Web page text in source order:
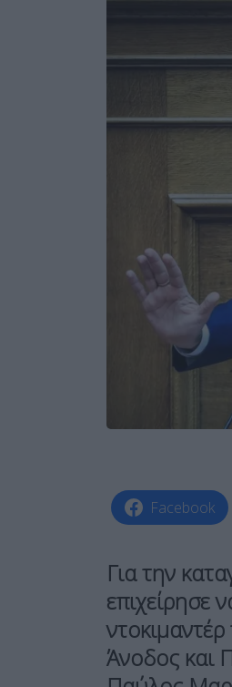
Facebook
Για την
επιχείρησε
Άνοδος και